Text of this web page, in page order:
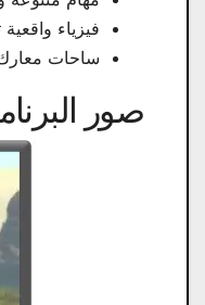
فيزياء
ساحات
صور